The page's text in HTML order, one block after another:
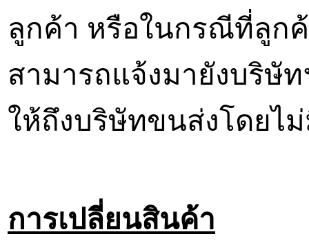
ลูกค้า หรือในกรณีที่ลูก
สามารถแจ้งมายังบริษัท
ให้ถึงบริษัทขนส่งโดยไ
การเปลี่ยนสินค้า